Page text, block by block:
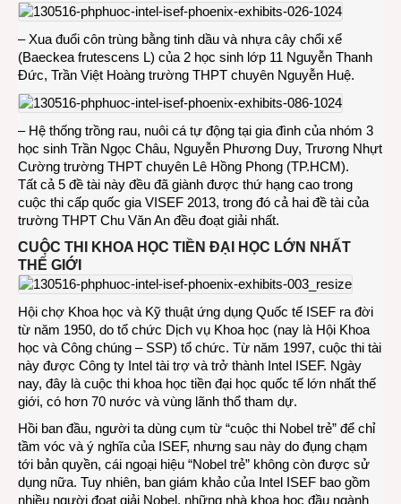
– Xua đuổi côn trùng bằng tinh dầu và nhựa cây chổi xể
(Baeckea frutescens L) của 2 học sinh lớp 11 Nguyễn Thanh
Đức, Trần Việt Hoàng trường THPT chuyên Nguyễn Huệ.
– Hệ thống trồng rau, nuôi cá tự động tại gia đình của nhóm 3
học sinh Trần Ngọc Châu, Nguyễn Phương Duy, Trương Nhựt
Cường trường THPT chuyên Lê Hồng Phong (TP.HCM).
Tất cả 5 đề tài này đều đã giành được thứ hạng cao trong
cuộc thi cấp quốc gia VISEF 2013, trong đó cả hai đề tài của
trường THPT Chu Văn An đều đoạt giải nhất.
CUỘC THI KHOA HỌC TIỀN ĐẠI HỌC LỚN NHẤT
THẾ GIỚI
Hội chợ Khoa học và Kỹ thuật ứng dụng Quốc tế ISEF ra đời
từ năm 1950, do tổ chức Dịch vụ Khoa học (nay là Hội Khoa
học và Công chúng – SSP) tổ chức. Từ năm 1997, cuộc thi tài
này được Công ty Intel tài trợ và trở thành Intel ISEF. Ngày
nay, đây là cuộc thi khoa học tiền đại học quốc tế lớn nhất thế
giới, có hơn 70 nước và vùng lãnh thổ tham dự.
Hồi ban đầu, người ta dùng cụm từ “cuộc thi Nobel trẻ” để chỉ
tầm vóc và ý nghĩa của ISEF, nhưng sau này do đụng chạm
tới bản quyền, cái ngoại hiệu “Nobel trẻ” không còn được sử
dụng nữa. Tuy nhiên, ban giám khảo của Intel ISEF bao gồm
nhiều người đoạt giải Nobel, những nhà khoa học đầu ngành